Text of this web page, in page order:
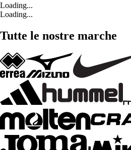
Loading...
Loading...
Tutte le nostre marche